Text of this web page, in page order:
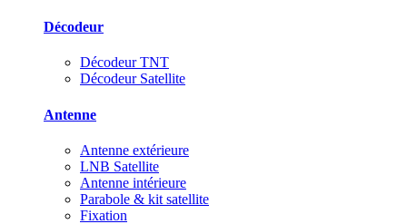
Décodeur
Décodeur TNT
Décodeur Satellite
Antenne
Antenne extérieure
LNB Satellite
Antenne intérieure
Parabole & kit satellite
Fixation